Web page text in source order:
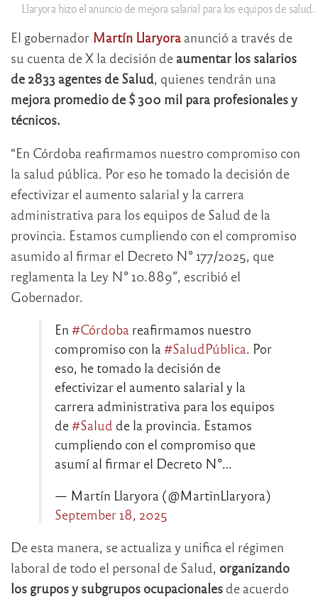
Llaryora hizo el anuncio de mejora salarial para los equipos de salud.
El gobernador Martín Llaryora anunció a través de
su cuenta de X la decisión de aumentar los salarios
de 2833 agentes de Salud, quienes tendrán una
mejora promedio de $ 300 mil para profesionales y
técnicos.
“En Córdoba reafirmamos nuestro compromiso con
la salud pública. Por eso he tomado la decisión de
efectivizar el aumento salarial y la carrera
administrativa para los equipos de Salud de la
provincia. Estamos cumpliendo con el compromiso
asumido al firmar el Decreto N° 177/2025, que
reglamenta la Ley N° 10.889”, escribió el
Gobernador.
En #Córdoba reafirmamos nuestro
compromiso con la #SaludPública. Por
eso, he tomado la decisión de
efectivizar el aumento salarial y la
carrera administrativa para los equipos
de#Salud de la provincia. Estamos
cumpliendo con el compromiso que
asumí al firmar el Decreto N°…
— Martín Llaryora (@MartinLlaryora)
September 18, 2025
De esta manera, se actualiza y unifica el régimen
laboral de todo el personal de Salud, organizando
los grupos y subgrupos ocupacionales de acuerdo